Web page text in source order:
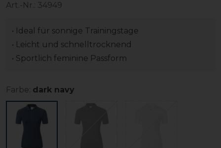
Art.-Nr.: 34949
• Ideal für sonnige Trainingstage
• Leicht und schnelltrocknend
• Sportlich feminine Passform
Farbe: dark navy